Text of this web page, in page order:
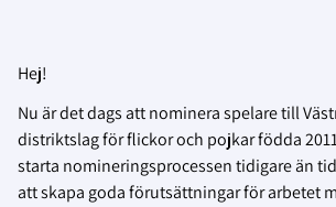
Hej!
Nu är det dags att nominera spelare till
distriktslag för flickor och pojkar födda
starta nomineringsprocessen tidigare än
att skapa goda förutsättningar för arbetet